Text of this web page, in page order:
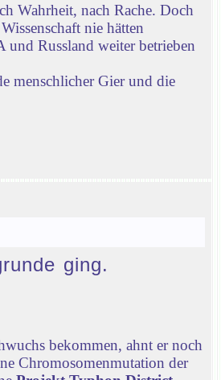
Wahrheit, nach Rache. Doch
nie hätten
Russland weiter betrieben
menschlicher Gier und die
ging.
bekommen, ahnt er noch
Chromosomenmutation der